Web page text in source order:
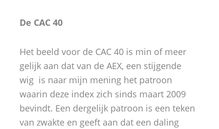
De CAC 40
Het beeld voor de CAC 40 is min of meer
gelijk aan dat van de AEX, een stijgende
wig is naar mijn mening het patroon
waarin deze index zich sinds maart 2009
bevindt. Een dergelijk patroon is een teken
van zwakte en geeft aan dat een daling